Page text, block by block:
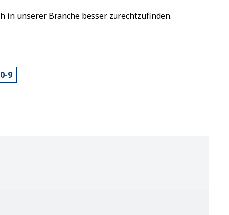
in unserer Branche besser zurechtzufinden.
0-9